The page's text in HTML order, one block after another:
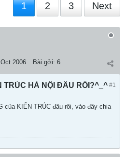
1 2 3 Next
Oct 2006 Bài gởi: 6
#1
TRÚC HÀ NỘI ĐÂU RỒI?^_^
của KIẾN TRÚC đâu rôi, vào đây chia